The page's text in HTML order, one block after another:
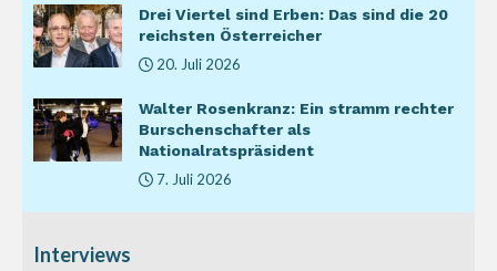
Drei Viertel sind Erben: Das sind die 20
reichsten Österreicher
20. Juli 2026
Walter Rosenkranz: Ein stramm rechter
Burschenschafter als
Nationalratspräsident
7. Juli 2026
Interviews